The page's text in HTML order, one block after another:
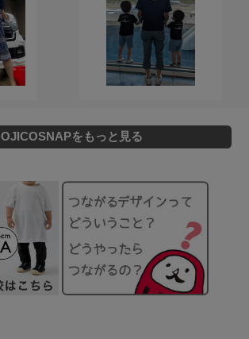
OJICOSNAPをもっと見る